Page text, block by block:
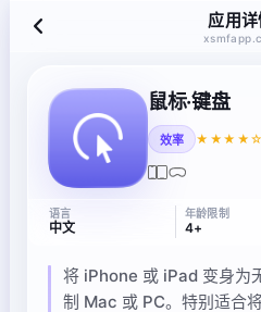
应用
鼠标·键盘
效率 ★★★★☆
语言
中文
年龄限制
4+
将 iPhone 或 iPad 变身为
制 Mac 或 PC。特别适合